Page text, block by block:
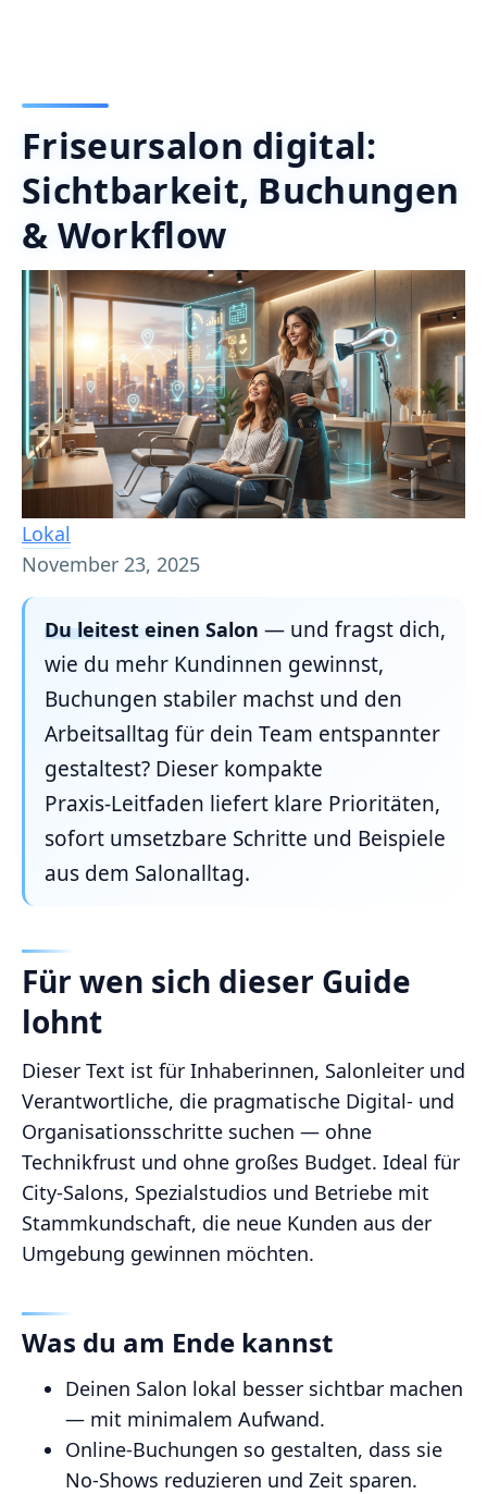
Friseursalon digital:
Sichtbarkeit, Buchungen
& Workflow
Lokal
November 23, 2025
Du leitest einen Salon — und fragst dich,
wie du mehr Kundinnen gewinnst,
Buchungen stabiler machst und den
Arbeitsalltag für dein Team entspannter
gestaltest? Dieser kompakte
Praxis‑Leitfaden liefert klare Prioritäten,
sofort umsetzbare Schritte und Beispiele
aus dem Salonalltag.
Für wen sich dieser Guide
lohnt
Dieser Text ist für Inhaberinnen, Salonleiter und
Verantwortliche, die pragmatische Digital‑ und
Organisationsschritte suchen — ohne
Technikfrust und ohne großes Budget. Ideal für
City‑Salons, Spezialstudios und Betriebe mit
Stammkundschaft, die neue Kunden aus der
Umgebung gewinnen möchten.
Was du am Ende kannst
Deinen Salon lokal besser sichtbar machen
— mit minimalem Aufwand.
Online‑Buchungen so gestalten, dass sie
No‑Shows reduzieren und Zeit sparen.